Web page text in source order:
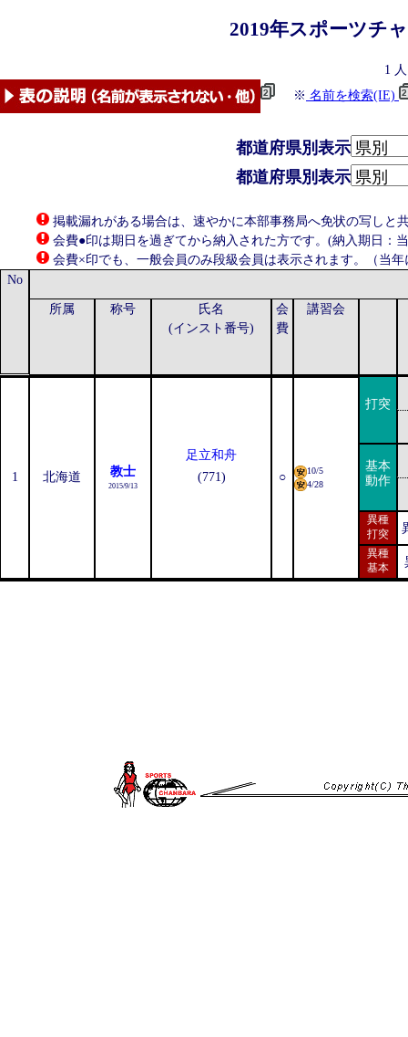
2019年スポーツチ
1
※ 名前を検索(IE)
都道府県別表示
都道府県別表示
掲載漏れがある場合は、速やかに本部事務局へ免状の写しと
会費●印は期日を過ぎてから納入された方です。(納入期日：
会費×印でも、一般会員のみ段級会員は表示されます。（当
No
所属 称号
氏名
(インスト番号)
会
費
講習会
1 北海道 教士
2015/9/13
足立和舟
(771)
○
10/5
4/28
打突
基本
動作
異種
打突
異種
基本